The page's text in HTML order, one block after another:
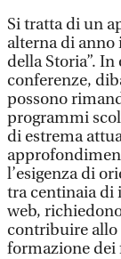
Si tratta di un
alterna di anno
della Storia”.
conferenze,
possono
programmi
di estrema
l’esigenza di
tra centinaia di
web,
contribuire allo
formazione